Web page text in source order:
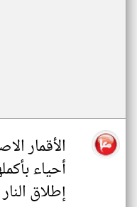
الأقمار
أحياء
إطلاق النار